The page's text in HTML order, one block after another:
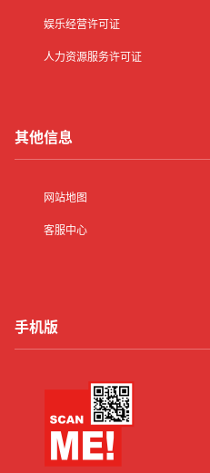
娱乐经营许可证
人力资源服务许可证
其他信息
网站地图
客服中心
手机版